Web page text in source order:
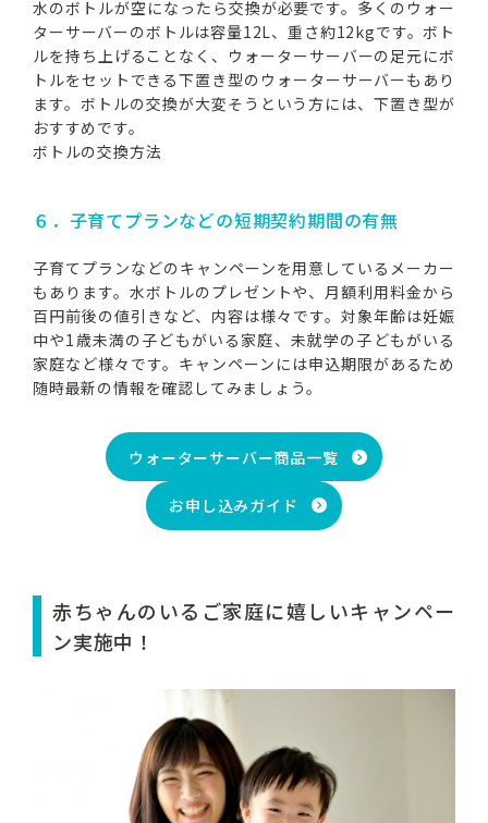
水のボトルが空になったら交換が必要です。多くのウォー
ターサーバーのボトルは容量12L、重さ約12kgです。ボト
ルを持ち上げることなく、ウォーターサーバーの足元にボ
トルをセットできる下置き型のウォーターサーバーもあり
ます。ボトルの交換が大変そうという方には、下置き型が
おすすめです。
ボトルの交換方法
６．子育てプランなどの短期契約期間の有無
子育てプランなどのキャンペーンを用意しているメーカー
もあります。水ボトルのプレゼントや、月額利用料金から
百円前後の値引きなど、内容は様々です。対象年齢は妊娠
中や1歳未満の子どもがいる家庭、未就学の子どもがいる
家庭など様々です。キャンペーンには申込期限があるため
随時最新の情報を確認してみましょう。
ウォーターサーバー商品一覧
お申し込みガイド
赤ちゃんのいるご家庭に嬉しいキャンペー
ン実施中！